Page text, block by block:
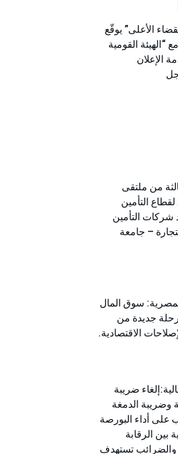
وجهة نظر
الأعلى” يوقّع
“الهيئة القومية
الإعلان
من ملتقى
التأمين
شركات التأمين
– جامعة
سوق المال
جديدة من
الاقتصادية.
ضريبة
وضريبة الدمغة
على أداء البورصة
بين الرقابة
والضرائب تستهدف